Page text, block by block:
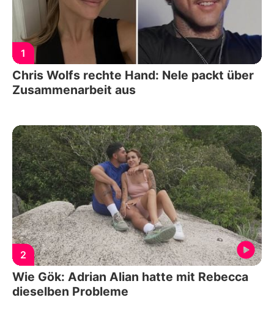
1
Chris Wolfs rechte Hand: Nele packt über
Zusammenarbeit aus
2
Wie Gök: Adrian Alian hatte mit Rebecca
dieselben Probleme